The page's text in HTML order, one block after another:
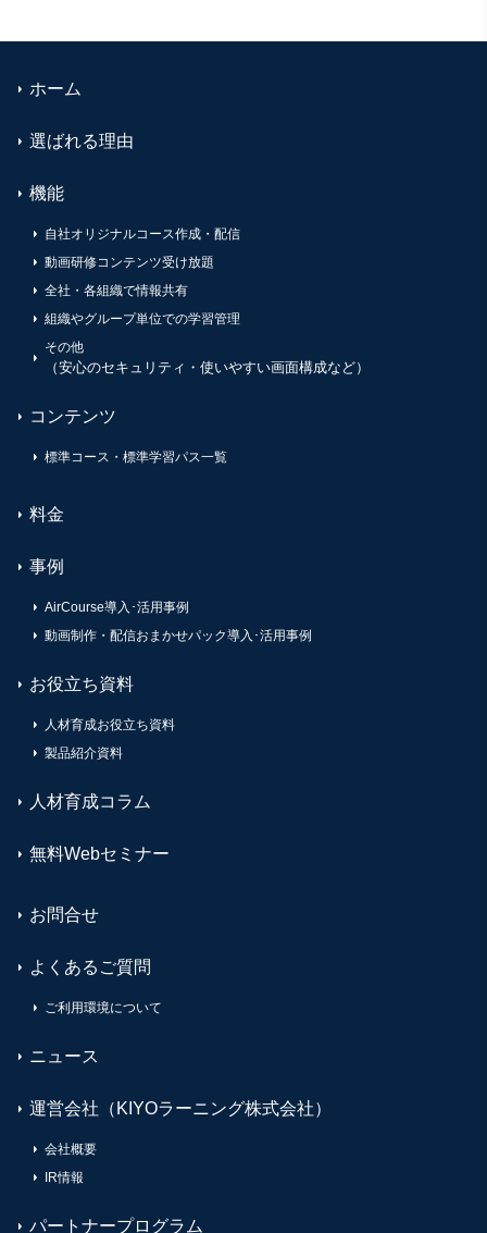
ホーム
選ばれる理由
機能
自社オリジナルコース作成・配信
動画研修コンテンツ受け放題
全社・各組織で情報共有
組織やグループ単位での学習管理
その他
（安心のセキュリティ・使いやすい画面構成など）
コンテンツ
標準コース・標準学習パス一覧
料金
事例
AirCourse導入･活用事例
動画制作・配信おまかせパック導入･活用事例
お役立ち資料
人材育成お役立ち資料
製品紹介資料
人材育成コラム
無料Webセミナー
お問合せ
よくあるご質問
ご利用環境について
ニュース
運営会社（KIYOラーニング株式会社）
会社概要
IR情報
パートナープログラム